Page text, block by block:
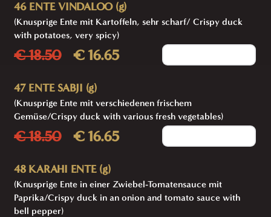
46 ENTE VINDALOO (g)
(Knusprige Ente mit Kartoffeln, sehr scharf/ Crispy duck
with potatoes, very spicy)
€ 18.50 € 16.65
47 ENTE SABJI (g)
(Knusprige Ente mit verschiedenen frischem
Gemüse/Crispy duck with various fresh vegetables)
€ 18.50 € 16.65
48 KARAHI ENTE (g)
(Knusprige Ente in einer Zwiebel-Tomatensauce mit
Paprika/Crispy duck in an onion and tomato sauce with
bell pepper)